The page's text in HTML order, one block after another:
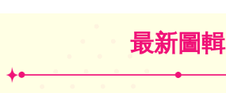
最新圖輯